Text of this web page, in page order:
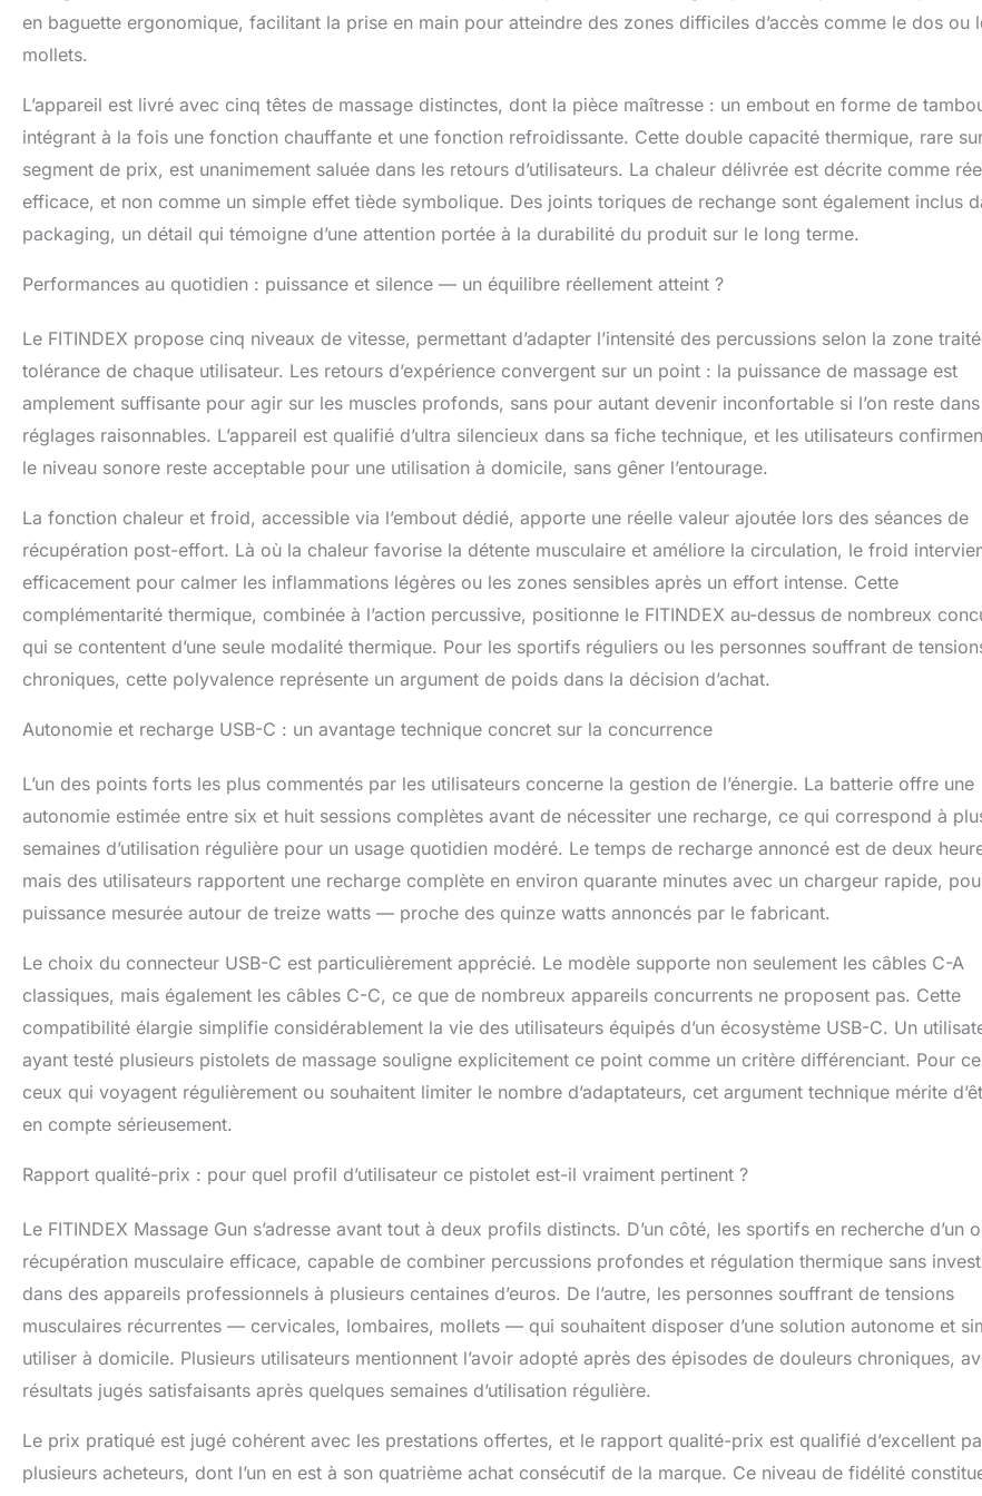
offre une expérience utilisateur intelligente et sûre. Emballage Compact et
robuste est plus léger et plus ergonomique à tenir. Et ses accessoires sont
regroupés dans un seul étui pour un rangement et une portabilité faciles.
Idée cadeau parfaite pour homme ou femme à Noël, Noël, anniversaires,
Saint-Valentin, fête des pères ou tout autre anniversaire spécial.
en baguette ergonomique, facilitant la prise en main pour atteindre des zones difficiles d’accès comme le dos ou
mollets.
L’appareil est livré avec cinq têtes de massage distinctes, dont la pièce maîtresse : un embout en forme de
intégrant à la fois une fonction chauffante et une fonction refroidissante. Cette double capacité thermique, rare
segment de prix, est unanimement saluée dans les retours d’utilisateurs. La chaleur délivrée est décrite comme
efficace, et non comme un simple effet tiède symbolique. Des joints toriques de rechange sont également inclus
packaging, un détail qui témoigne d’une attention portée à la durabilité du produit sur le long terme.
Performances au quotidien : puissance et silence — un équilibre réellement atteint ?
Le FITINDEX propose cinq niveaux de vitesse, permettant d’adapter l’intensité des percussions selon la zone
tolérance de chaque utilisateur. Les retours d’expérience convergent sur un point : la puissance de massage est
amplement suffisante pour agir sur les muscles profonds, sans pour autant devenir inconfortable si l’on reste
réglages raisonnables. L’appareil est qualifié d’ultra silencieux dans sa fiche technique, et les utilisateurs
le niveau sonore reste acceptable pour une utilisation à domicile, sans gêner l’entourage.
La fonction chaleur et froid, accessible via l’embout dédié, apporte une réelle valeur ajoutée lors des séances de
récupération post-effort. Là où la chaleur favorise la détente musculaire et améliore la circulation, le froid
efficacement pour calmer les inflammations légères ou les zones sensibles après un effort intense. Cette
complémentarité thermique, combinée à l’action percussive, positionne le FITINDEX au-dessus de nombreux
qui se contentent d’une seule modalité thermique. Pour les sportifs réguliers ou les personnes souffrant de
chroniques, cette polyvalence représente un argument de poids dans la décision d’achat.
Autonomie et recharge USB-C : un avantage technique concret sur la concurrence
L’un des points forts les plus commentés par les utilisateurs concerne la gestion de l’énergie. La batterie offre une
autonomie estimée entre six et huit sessions complètes avant de nécessiter une recharge, ce qui correspond à
semaines d’utilisation régulière pour un usage quotidien modéré. Le temps de recharge annoncé est de deux
mais des utilisateurs rapportent une recharge complète en environ quarante minutes avec un chargeur rapide,
puissance mesurée autour de treize watts — proche des quinze watts annoncés par le fabricant.
Le choix du connecteur USB-C est particulièrement apprécié. Le modèle supporte non seulement les câbles C-A
classiques, mais également les câbles C-C, ce que de nombreux appareils concurrents ne proposent pas. Cette
compatibilité élargie simplifie considérablement la vie des utilisateurs équipés d’un écosystème USB-C. Un
ayant testé plusieurs pistolets de massage souligne explicitement ce point comme un critère différenciant. Pour
ceux qui voyagent régulièrement ou souhaitent limiter le nombre d’adaptateurs, cet argument technique mérite
en compte sérieusement.
Rapport qualité-prix : pour quel profil d’utilisateur ce pistolet est-il vraiment pertinent ?
Le FITINDEX Massage Gun s’adresse avant tout à deux profils distincts. D’un côté, les sportifs en recherche d’un
récupération musculaire efficace, capable de combiner percussions profondes et régulation thermique sans
dans des appareils professionnels à plusieurs centaines d’euros. De l’autre, les personnes souffrant de tensions
musculaires récurrentes — cervicales, lombaires, mollets — qui souhaitent disposer d’une solution autonome et
utiliser à domicile. Plusieurs utilisateurs mentionnent l’avoir adopté après des épisodes de douleurs chroniques,
résultats jugés satisfaisants après quelques semaines d’utilisation régulière.
Le prix pratiqué est jugé cohérent avec les prestations offertes, et le rapport qualité-prix est qualifié d’excellent
plusieurs acheteurs, dont l’un en est à son quatrième achat consécutif de la marque. Ce niveau de fidélité